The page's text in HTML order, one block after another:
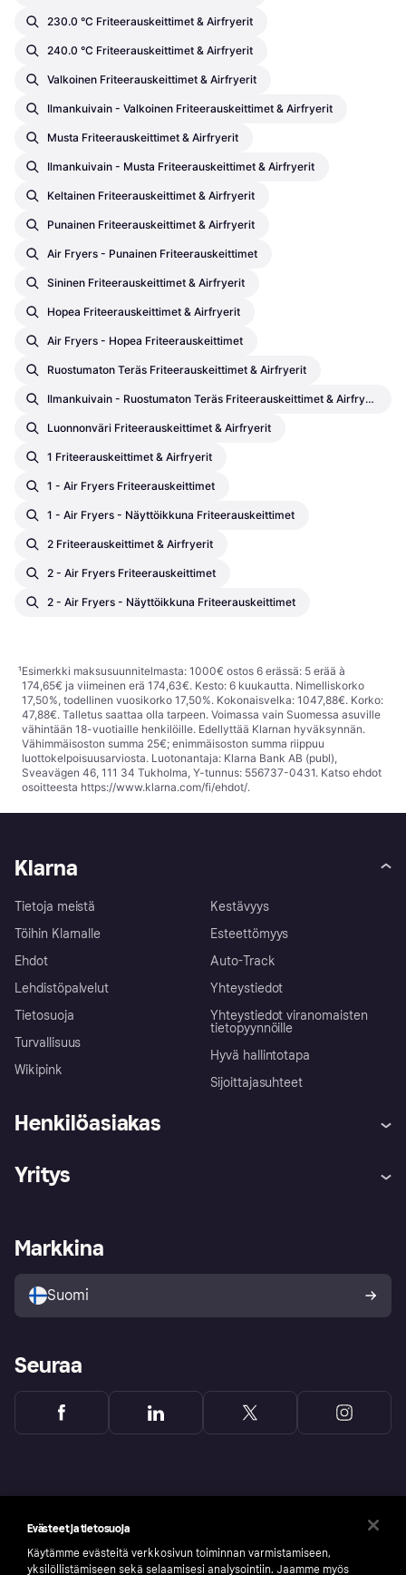
230.0 °C Friteerauskeittimet & Airfryerit
240.0 °C Friteerauskeittimet & Airfryerit
Valkoinen Friteerauskeittimet & Airfryerit
Ilmankuivain - Valkoinen Friteerauskeittimet & Airfryerit
Musta Friteerauskeittimet & Airfryerit
Ilmankuivain - Musta Friteerauskeittimet & Airfryerit
Keltainen Friteerauskeittimet & Airfryerit
Punainen Friteerauskeittimet & Airfryerit
Air Fryers - Punainen Friteerauskeittimet
Sininen Friteerauskeittimet & Airfryerit
Hopea Friteerauskeittimet & Airfryerit
Air Fryers - Hopea Friteerauskeittimet
Ruostumaton Teräs Friteerauskeittimet & Airfryerit
Ilmankuivain - Ruostumaton Teräs Friteerauskeittimet & Airfryerit
Luonnonväri Friteerauskeittimet & Airfryerit
1 Friteerauskeittimet & Airfryerit
1 - Air Fryers Friteerauskeittimet
1 - Air Fryers - Näyttöikkuna Friteerauskeittimet
2 Friteerauskeittimet & Airfryerit
2 - Air Fryers Friteerauskeittimet
2 - Air Fryers - Näyttöikkuna Friteerauskeittimet
¹Esimerkki maksusuunnitelmasta: 1000€ ostos 6 erässä: 5 erää à
174,65€ ja viimeinen erä 174,63€. Kesto: 6 kuukautta. Nimelliskorko
17,50%, todellinen vuosikorko 17,50%. Kokonaisvelka: 1047,88€. Korko:
47,88€. Talletus saattaa olla tarpeen. Voimassa vain Suomessa asuville
vähintään 18-vuotiaille henkilöille. Edellyttää Klarnan hyväksynnän.
Vähimmäisoston summa 25€; enimmäisoston summa riippuu
luottokelpoisuusarviosta. Luotonantaja: Klarna Bank AB (publ),
Sveavägen 46, 111 34 Tukholma, Y-tunnus: 556737-0431. Katso ehdot
osoitteesta https://www.klarna.com/fi/ehdot/.
Klarna
Tietoja meistä
Töihin Klarnalle
Ehdot
Lehdistöpalvelut
Tietosuoja
Turvallisuus
Wikipink
Kestävyys
Esteettömyys
Auto-Track
Yhteystiedot
Yhteystiedot viranomaisten
tietopyynnöille
Hyvä hallintotapa
Sijoittajasuhteet
Henkilöasiakas
Ohje
Kirjaudu sisään
Tutustu kauppoihin
Ostajan turva
Yritys
Kirjaudu sisään yrityksenä
Markkina
Suomi
Seuraa
Evästeet ja tietosuoja
Käytämme evästeitä verkkosivun toiminnan varmistamiseen,
yksilöllistämiseen sekä selaamisesi analysointiin. Jaamme myös